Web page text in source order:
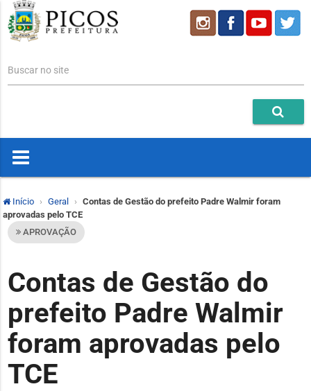
Buscar no site
Início Geral
Contas de Gestão do prefeito Padre Walmir foram
aprovadas pelo TCE
APROVAÇÃO
Contas de Gestão do
prefeito Padre Walmir
foram aprovadas pelo
TCE